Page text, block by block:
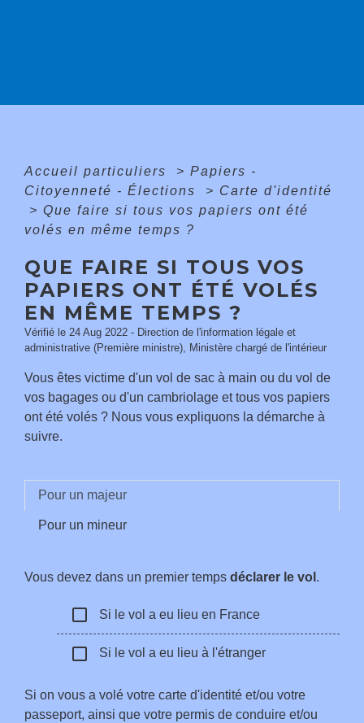
Accueil particuliers > Papiers -
Citoyenneté - Élections
> Carte d'identité
> Que faire si tous vos papiers ont été
volés en même temps ?
QUE FAIRE SI TOUS VOS
PAPIERS ONT ÉTÉ VOLÉS
EN MÊME TEMPS ?
Vérifié le 24 Aug 2022 - Direction de l'information légale et
administrative (Première ministre), Ministère chargé de l'intérieur
Vous êtes victime d'un vol de sac à main ou du vol de
vos bagages ou d'un cambriolage et tous vos papiers
ont été volés ? Nous vous expliquons la démarche à
suivre.
Pour un majeur
Pour un mineur
Vous devez dans un premier temps déclarer le vol .
check_box_outline_blank Si le vol a eu lieu en France
check_box_outline_blank Si le vol a eu lieu à l'étranger
Si on vous a volé votre carte d'identité et/ou votre
passeport, ainsi que votre permis de conduire et/ou